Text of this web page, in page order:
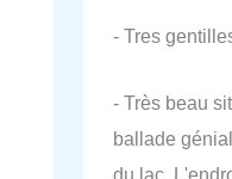
- Tres
- Très beau
ballade
du lac.